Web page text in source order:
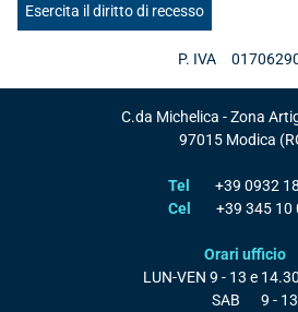
Esercita il diritto di recesso
P. IVA
C.da Michelica - Zona
97015 Modica
Tel
+39 0932
Cel
+39 345 10
Orari ufficio
LUN-VEN 9 - 13 e
SAB
9 - 13